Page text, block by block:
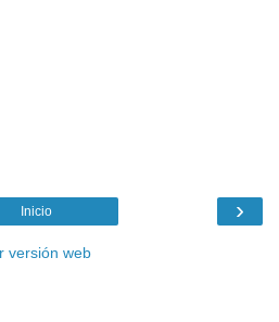
›
Inicio
versión web